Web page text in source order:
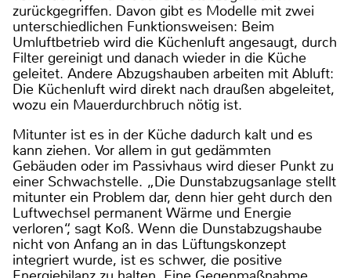
zurückgegriffen. Davon gibt es Modelle mit zwei
unterschiedlichen Funktionsweisen: Beim
Umluftbetrieb wird die Küchenluft angesaugt, durch
Filter gereinigt und danach wieder in die Küche
geleitet. Andere Abzugshauben arbeiten mit Abluft:
Die Küchenluft wird direkt nach draußen abgeleitet,
wozu ein Mauerdurchbruch nötig ist.
Mitunter ist es in der Küche dadurch kalt und es
kann ziehen. Vor allem in gut gedämmten
Gebäuden oder im Passivhaus wird dieser Punkt zu
einer Schwachstelle. „Die Dunstabzugsanlage stellt
mitunter ein Problem dar, denn hier geht durch den
Luftwechsel permanent Wärme und Energie
verloren“, sagt Koß. Wenn die Dunstabzugshaube
nicht von Anfang an in das Lüftungskonzept
integriert wurde, ist es schwer, die positive